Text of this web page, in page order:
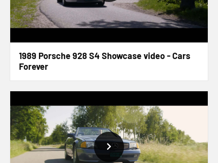
1989 Porsche 928 S4 Showcase video - Cars
Forever